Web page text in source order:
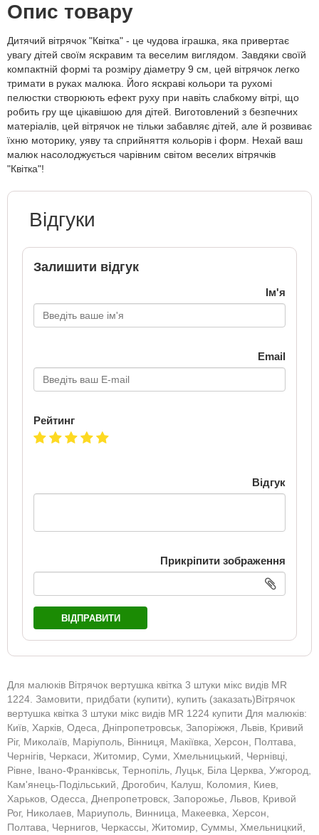
Опис товару
Дитячий вітрячок "Квітка" - це чудова іграшка, яка привертає
увагу дітей своїм яскравим та веселим виглядом. Завдяки своїй
компактній формі та розміру діаметру 9 см, цей вітрячок легко
тримати в руках малюка. Його яскраві кольори та рухомі
пелюстки створюють ефект руху при навіть слабкому вітрі, що
робить гру ще цікавішою для дітей. Виготовлений з безпечних
матеріалів, цей вітрячок не тільки забавляє дітей, але й розвиває
їхню моторику, уяву та сприйняття кольорів і форм. Нехай ваш
малюк насолоджується чарівним світом веселих вітрячків
"Квітка"!
Відгуки
Залишити відгук
Ім'я
Email
Рейтинг
Відгук
Прикріпити зображення
ВІДПРАВИТИ
Для малюків Вітрячок вертушка квітка 3 штуки мікс видів MR
1224. Замовити, придбати (купити), купить (заказать)Вітрячок
вертушка квітка 3 штуки мікс видів MR 1224 купити Для малюків:
Київ, Харків, Одеса, Дніпропетровськ, Запоріжжя, Львів, Кривий
Ріг, Миколаїв, Маріуполь, Вінниця, Макіївка, Херсон, Полтава,
Чернігів, Черкаси, Житомир, Суми, Хмельницький, Чернівці,
Рівне, Івано-Франківськ, Тернопіль, Луцьк, Біла Церква, Ужгород,
Кам'янець-Подільський, Дрогобич, Калуш, Коломия, Киев,
Харьков, Одесса, Днепропетровск, Запорожье, Львов, Кривой
Рог, Николаев, Мариуполь, Винница, Макеевка, Херсон,
Полтава, Чернигов, Черкассы, Житомир, Суммы, Хмельницкий,